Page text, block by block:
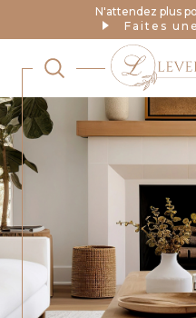
N'attendez plus
Faites